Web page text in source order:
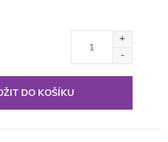
DO KOŠÍKU